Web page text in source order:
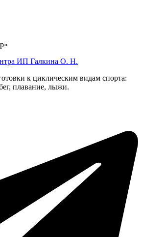
ИП Галкина О. Н.
к циклическим видам спорта:
плавание, лыжи.